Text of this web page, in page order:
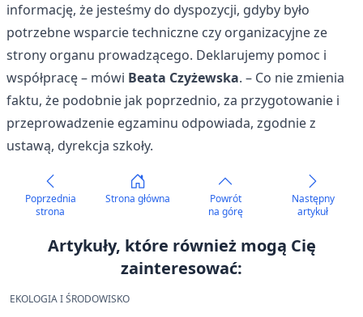
informację, że jesteśmy do dyspozycji, gdyby było
potrzebne wsparcie techniczne czy organizacyjne ze
strony organu prowadzącego. Deklarujemy pomoc i
współpracę – mówi Beata Czyżewska. – Co nie zmienia
faktu, że podobnie jak poprzednio, za przygotowanie i
przeprowadzenie egzaminu odpowiada, zgodnie z
ustawą, dyrekcja szkoły.
Poprzednia
strona
Strona główna
Powrót
na górę
Następny
artykuł
Artykuły, które również mogą Cię
zainteresować:
EKOLOGIA I ŚRODOWISKO